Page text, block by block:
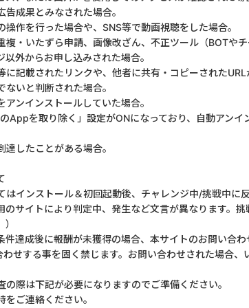
成果とみなされた場合。
作を行った場合や、SNS等で動画視聴をした場合。
複・いたずら申請、画像改ざん、不正ツール（BOTやチ
外からお申し込みされた場合。
に記載されたリンクや、他者に共有・コピーされたURL
いと判断された場合。
ンインストールしていた場合。
を取り除く」設定がONになっており、自動アンイ
したことがある場合。
はインストール＆初回起動後、チャレンジ中/挑戦中に
のサイトにより判定中、発生など文言が異なります。
件達成後に報酬が未獲得の場合、本サイトのお問い合わ
せする事を固く禁じます。お問い合わせされた場合、
の際は下記が必要になりますのでご準備ください。
ご連絡ください。